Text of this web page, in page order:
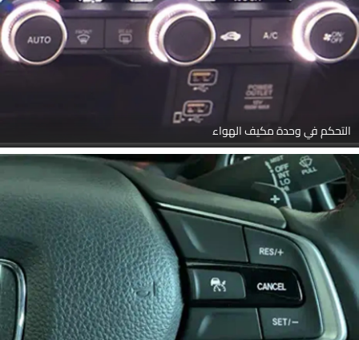
التحكم في وحدة مكيف الهواء